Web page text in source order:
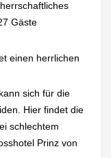
Gäste
einen herrlichen
sich für die
Hier findet die
schlechtem
Prinz von